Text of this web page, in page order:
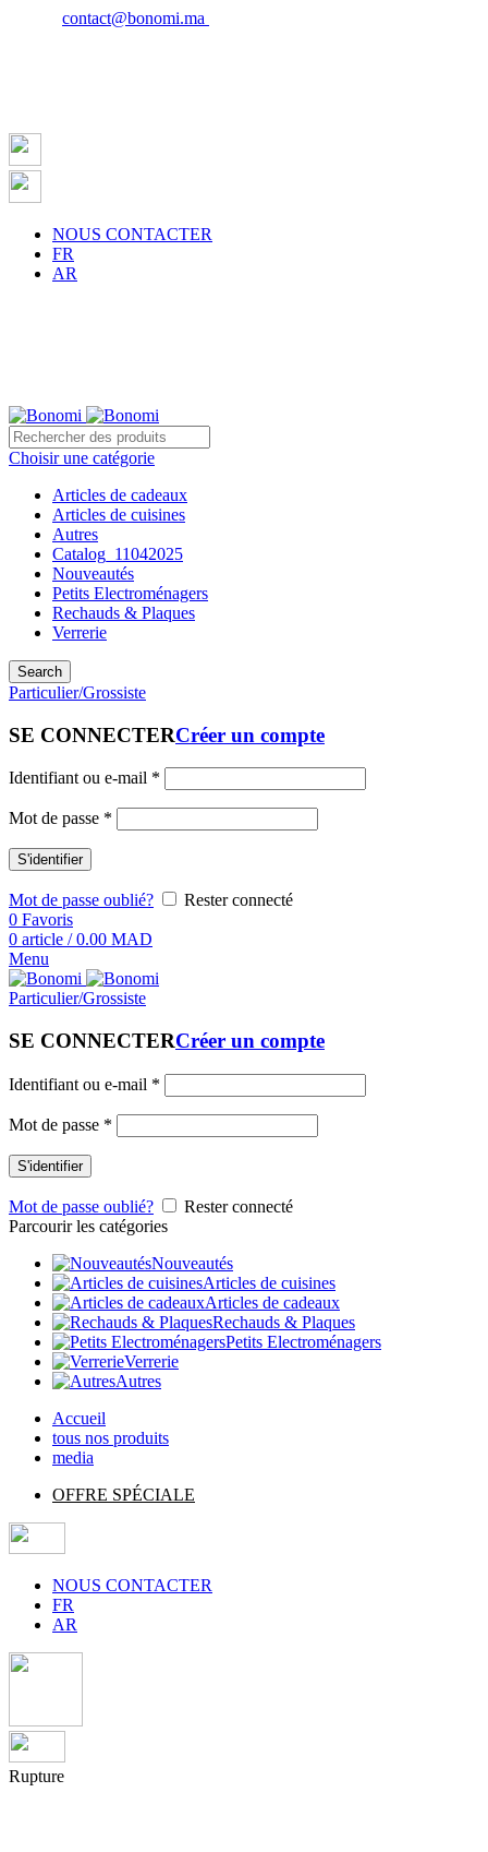
contact@bonomi.ma
NOUS CONTACTER
FR
AR
Choisir une catégorie
Articles de cadeaux
Articles de cuisines
Autres
Catalog_11042025
Nouveautés
Petits Electroménagers
Rechauds & Plaques
Verrerie
Search
Particulier/Grossiste
SE CONNECTERCréer un compte
Identifiant ou e-mail *
Mot de passe *
S'identifier
Mot de passe oublié?
Rester connecté
0 Favoris
0 article / 0.00 MAD
Menu
Particulier/Grossiste
SE CONNECTERCréer un compte
Identifiant ou e-mail *
Mot de passe *
S'identifier
Mot de passe oublié?
Rester connecté
Parcourir les catégories
Nouveautés
Articles de cuisines
Articles de cadeaux
Rechauds & Plaques
Petits Electroménagers
Verrerie
Autres
Accueil
tous nos produits
media
OFFRE SPÉCIALE
NOUS CONTACTER
FR
AR
Rupture